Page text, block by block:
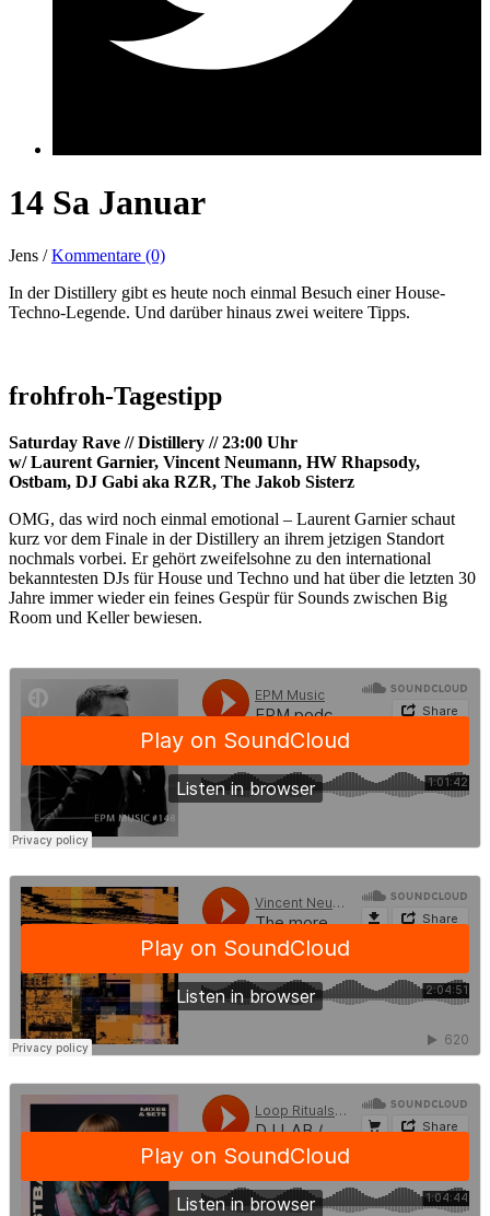
14 Sa Januar
Jens /Kommentare (0)
In der Distillery gibt es heute noch einmal Besuch einer House-
Techno-Legende. Und darüber hinaus zwei weitere Tipps.
frohfroh-Tagestipp
Saturday Rave // Distillery // 23:00 Uhr
w/ Laurent Garnier, Vincent Neumann, HW Rhapsody,
Ostbam, DJ Gabi aka RZR, The Jakob Sisterz
OMG, das wird noch einmal emotional – Laurent Garnier schaut
kurz vor dem Finale in der Distillery an ihrem jetzigen Standort
nochmals vorbei. Er gehört zweifelsohne zu den international
bekanntesten DJs für House und Techno und hat über die letzten 30
Jahre immer wieder ein feines Gespür für Sounds zwischen Big
Room und Keller bewiesen.